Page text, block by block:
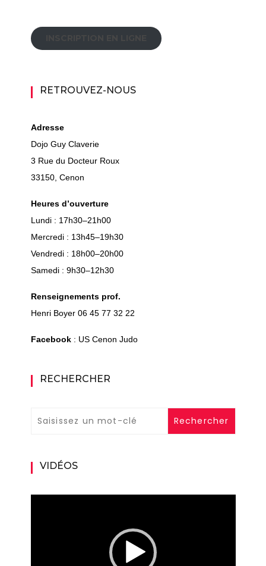
RETROUVEZ-NOUS
Adresse
Dojo Guy Claverie
3 Rue du Docteur Roux
33150, Cenon
Heures d’ouverture
Lundi : 17h30–21h00
Mercredi : 13h45–19h30
Vendredi : 18h00–20h00
Samedi : 9h30–12h30
Renseignements prof.
Henri Boyer 06 45 77 32 22
Facebook: US Cenon Judo
RECHERCHER
VIDÉOS